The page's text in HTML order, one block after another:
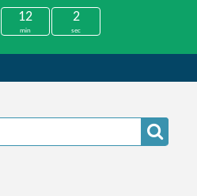
12
min
1
sec